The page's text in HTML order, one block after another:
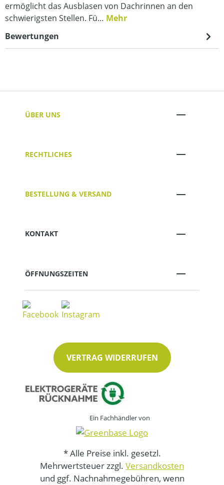
ermöglicht das Ausblasen von Dachrinnen an den
schwierigsten Stellen. Fü… Mehr
Bewertungen
ÜBER UNS
RECHTLICHES
BESTELLUNG & VERSAND
KONTAKT
ÖFFNUNGSZEITEN
VERTRAG WIDERRUFEN
Ein Fachhändler von
* Alle Preise inkl. gesetzl.
Mehrwertsteuer zzgl. Versandkosten
und ggf. Nachnahmegebühren, wenn